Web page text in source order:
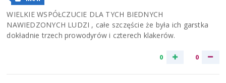
WIELKIE WSPÓŁCZUCIE DLA TYCH BIEDNYCH
NAWIEDZONYCH LUDZI , całe szczęście że była ich garstka
dokładnie trzech prowodyrów i czterech klakerów.
0 0